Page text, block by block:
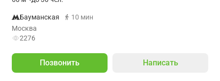
Бауманская
10 мин
Москва
2276
Позвонить Написать